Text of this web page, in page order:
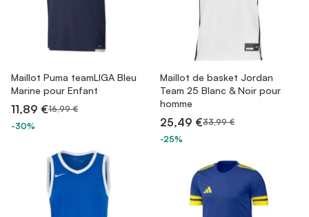
Maillot Puma teamLIGA Bleu
Marine pour Enfant
11,89 €16,99 €
-30%
Maillot de basket Jordan
Team 25 Blanc & Noir pour
homme
25,49 €33,99 €
-25%